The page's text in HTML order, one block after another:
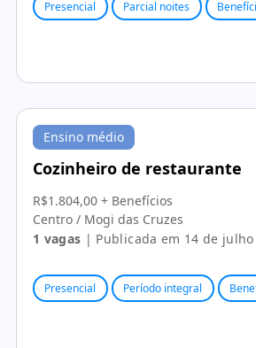
Presencial Parcial noites
Ensino médio
Cozinheiro de restaurante
R$1.804,00 + Benefícios
Centro / Mogi das Cruzes
1 vagas | Publicada em 14 de julho
Presencial Período integral